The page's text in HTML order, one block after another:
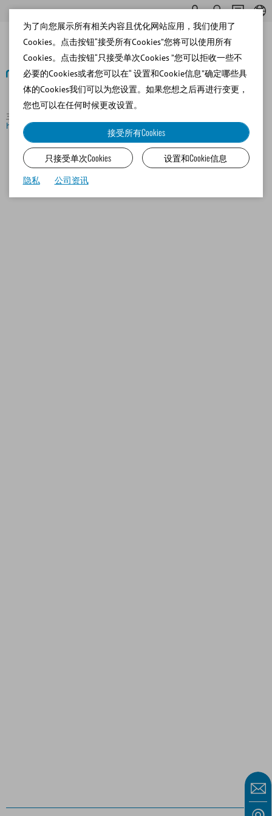
主页
headquarters
返回概览
为了向您展示所有相关内容且优化网站应用，我们使用了
Cookies。点击按钮“接受所有Cookies”您将可以使用所有
Cookies。点击按钮“只接受单次Cookies ”您可以拒收一些不
必要的Cookies或者您可以在“ 设置和Cookie信息”确定哪些具
体的Cookies我们可以为您设置。如果您想之后再进行变更，
您也可以在任何时候更改设置。
接受所有Cookies
只接受单次Cookies
设置和Cookie信息
隐私 公司资讯